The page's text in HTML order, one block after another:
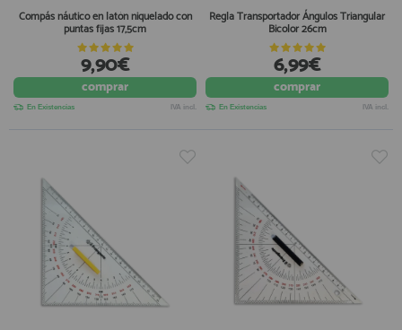
Compás náutico en latón niquelado con
puntas fijas 17,5cm
9,90€
comprar
En Existencias IVA incl.
Regla Transportador Ángulos Triangular
Bicolor 26cm
6,99€
comprar
En Existencias IVA incl.